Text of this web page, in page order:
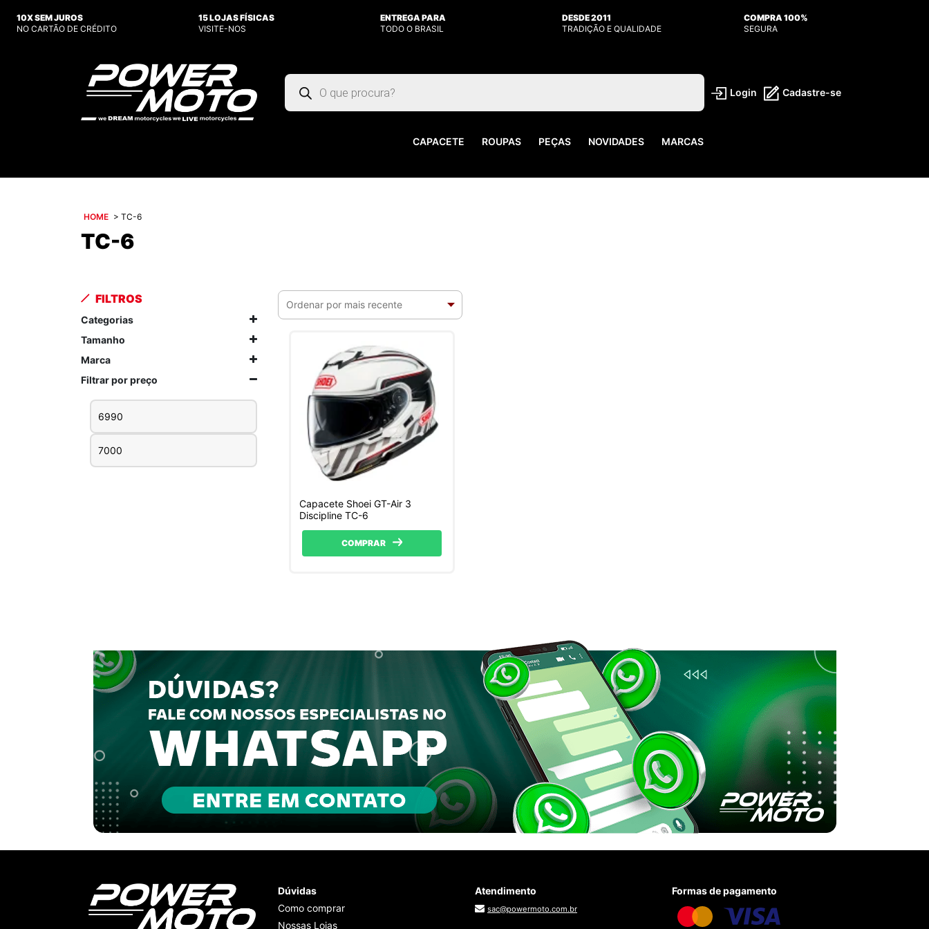
10X SEM JUROS
NO CARTÃO DE CRÉDITO
15 LOJAS FÍSICAS
VISITE-NOS
ENTREGA PARA
TODO O BRASIL
DESDE 2011
TRADIÇÃO E QUALIDADE
COMPRA 100%
SEGURA
Pesquisar
produtos
Login Cadastre-se
CAPACETE ROUPAS PEÇAS NOVIDADES MARCAS
HOME > TC-6
TC-6
FILTROS
Categorias
Tamanho
Marca
Filtrar por preço
Preço
mínimo
máximo
Capacete Shoei GT-Air 3
Discipline TC-6
COMPRAR
Dúvidas
Como comprar
Nossas Lojas
Atendimento
sac@powermoto.com.br
Formas de pagamento